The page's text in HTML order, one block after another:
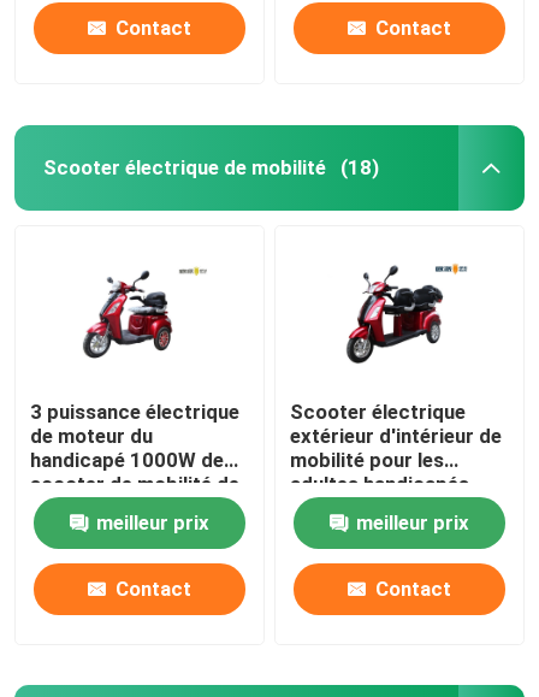
Contact Contact
Scooter électrique de mobilité (18)
3 puissance électrique
de moteur du
handicapé 1000W de
scooter de mobilité de
long terme de roue
meilleur prix
Contact
Scooter électrique
extérieur d'intérieur de
mobilité pour les
adultes handicapés
avec le mètre
d'affichage à cristaux
liquides
meilleur prix
Contact